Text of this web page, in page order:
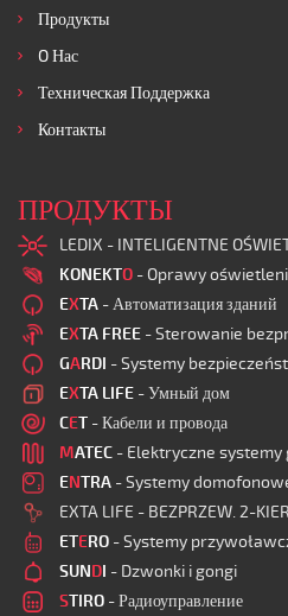
Продукты
O Нас
Техническая Поддержка
Контакты
ПРОДУКТЫ
LEDIX - INTELIGENTNE
KONEKTO - Oprawy
EXTA - Автоматизация зданий
EXTA FREE - Sterowanie
GARDI - Systemy
EXTA LIFE - Умный дом
CET - Кабели и провода
MATEC - Elektryczne systemy
ENTRA - Systemy
EXTA LIFE - BEZPRZEW. 2-
ETERO - Systemy
SUNDI - Dzwonki i gongi
STIRO - Радиоуправление